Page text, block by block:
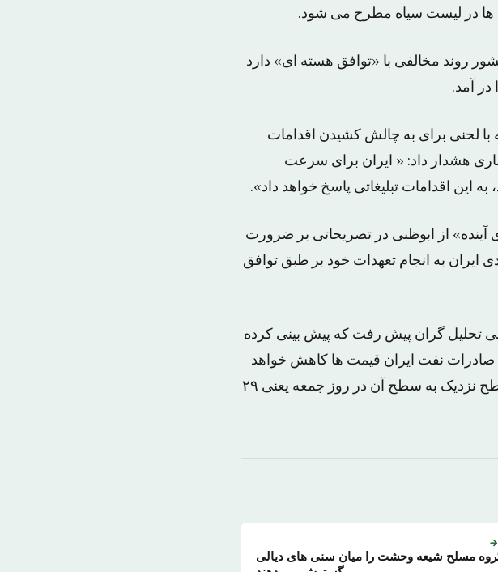
روند مخالفی با «توافق هسته ای» دارد
لحنی برای به چالش کشیدن اقدامات
هشدار داد: « ایران برای سرعت
این اقدامات تبلیغاتی پاسخ خواهد داد».
از ابوظبی در تصریحاتی بر ضرورت
ایران به انجام تعهدات خود بر طبق توافق
تحلیل گران پیش رفت که پیش بینی کرده
صادرات نفت ایران قیمت ها کاهش خواهد
یافت؛ به طوری که قیمت نفت در معاملات روز گذشته در سطح نزدیک به سطح آن در روز جمعه یعنی ۲۹
→
گروه مسلح شیعه وحشت را میان سنی های دیالی